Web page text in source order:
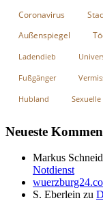
Coronavirus
Außenspiegel
Ladendieb
Fußgänger
Hubland
Neueste
Markus
Notdienst
S. Eberlein zu